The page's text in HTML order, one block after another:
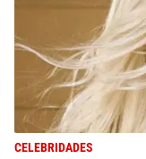
CELEBRIDADES